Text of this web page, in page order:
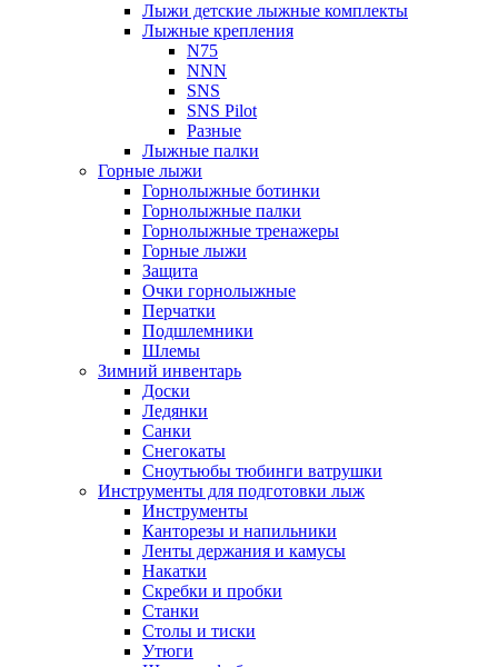
Лыжи детские лыжные комплекты
Лыжные крепления
N75
NNN
SNS
SNS Pilot
Разные
Лыжные палки
Горные лыжи
Горнoлыжные ботинки
Горнолыжные палки
Горнолыжные тренажеры
Горные лыжи
Защита
Очки горнолыжные
Перчатки
Подшлемники
Шлемы
Зимний инвентарь
Доски
Ледянки
Санки
Снегокаты
Сноутьюбы тюбинги ватрушки
Инструменты для подготовки лыж
Инструменты
Канторезы и напильники
Ленты держания и камусы
Накатки
Скребки и пробки
Станки
Столы и тиски
Утюги